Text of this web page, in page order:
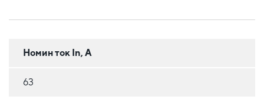
Номин ток In, А
63